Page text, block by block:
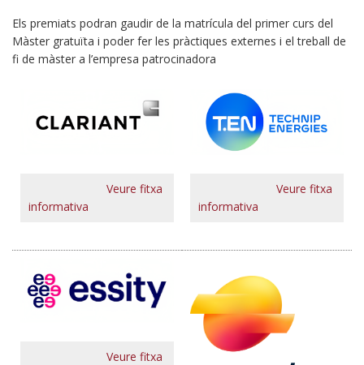
Els premiats podran gaudir de la matrícula del primer curs del
Màster gratuïta i poder fer les pràctiques externes i el treball de
fi de màster a l’empresa patrocinadora
Veure fitxa
informativa
Veure fitxa
informativa
Veure fitxa